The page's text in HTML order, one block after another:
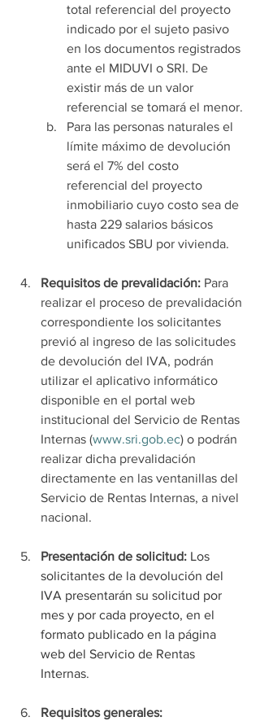
total referencial del proyecto
indicado por el sujeto pasivo
en los documentos registrados
ante el MIDUVI o SRI. De
existir más de un valor
referencial se tomará el menor.
Para las personas naturales el
límite máximo de devolución
será el 7% del costo
referencial del proyecto
inmobiliario cuyo costo sea de
hasta 229 salarios básicos
unificados SBU por vivienda.
Requisitos de prevalidación: Para
realizar el proceso de prevalidación
correspondiente los solicitantes
previó al ingreso de las solicitudes
de devolución del IVA, podrán
utilizar el aplicativo informático
disponible en el portal web
institucional del Servicio de Rentas
Internas (www.sri.gob.ec) o podrán
realizar dicha prevalidación
directamente en las ventanillas del
Servicio de Rentas Internas, a nivel
nacional.
Presentación de solicitud: Los
solicitantes de la devolución del
IVA presentarán su solicitud por
mes y por cada proyecto, en el
formato publicado en la página
web del Servicio de Rentas
Internas.
Requisitos generales: